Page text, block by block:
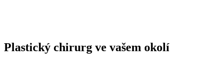
Plastický chirurg ve vašem okolí